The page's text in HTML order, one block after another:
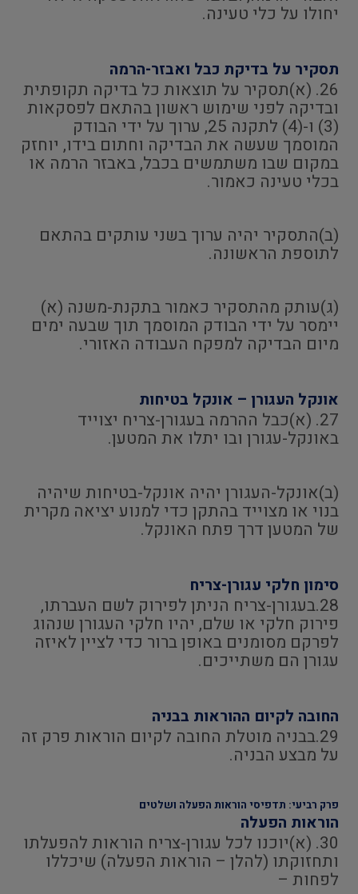
יחולו על כלי טעינה.
תסקיר על בדיקת כבל ואבזר-הרמה
26. (א)תסקיר על תוצאות כל בדיקה תקופתית
ובדיקה לפני שימוש ראשון בהתאם לפסקאות
(3) ו-(4) לתקנה 25, ערוך על ידי הבודק
המוסמך שעשה את הבדיקה וחתום בידו, יוחזק
במקום שבו משתמשים בכבל, באבזר הרמה או
בכלי טעינה כאמור.
(ב)התסקיר יהיה ערוך בשני עותקים בהתאם
לתוספת הראשונה.
(ג)עותק מהתסקיר כאמור בתקנת-משנה (א)
יימסר על ידי הבודק המוסמך תוך שבעה ימים
מיום הבדיקה למפקח העבודה האזורי.
אונקל העגורן – אונקל בטיחות
27. (א)כבל ההרמה בעגורן-צריח יצוייד
באונקל-עגורן ובו יתלו את המטען.
(ב)אונקל-העגורן יהיה אונקל-בטיחות שיהיה
בנוי או מצוייד בהתקן כדי למנוע יציאה מקרית
של המטען דרך פתח האונקל.
סימון חלקי עגורן-צריח
28.בעגורן-צריח הניתן לפירוק לשם העברתו,
פירוק חלקי או שלם, יהיו חלקי העגורן שנהוג
לפרקם מסומנים באופן ברור כדי לציין לאיזה
עגורן הם משתייכים.
החובה לקיום ההוראות בבניה
29.בבניה מוטלת החובה לקיום הוראות פרק זה
על מבצע הבניה.
פרק רביעי: תדפיסי הוראות הפעלה ושלטים
הוראות הפעלה
30. (א)יוכנו לכל עגורן-צריח הוראות להפעלתו
ותחזוקתו (להלן – הוראות הפעלה) שיכללו
לפחות –